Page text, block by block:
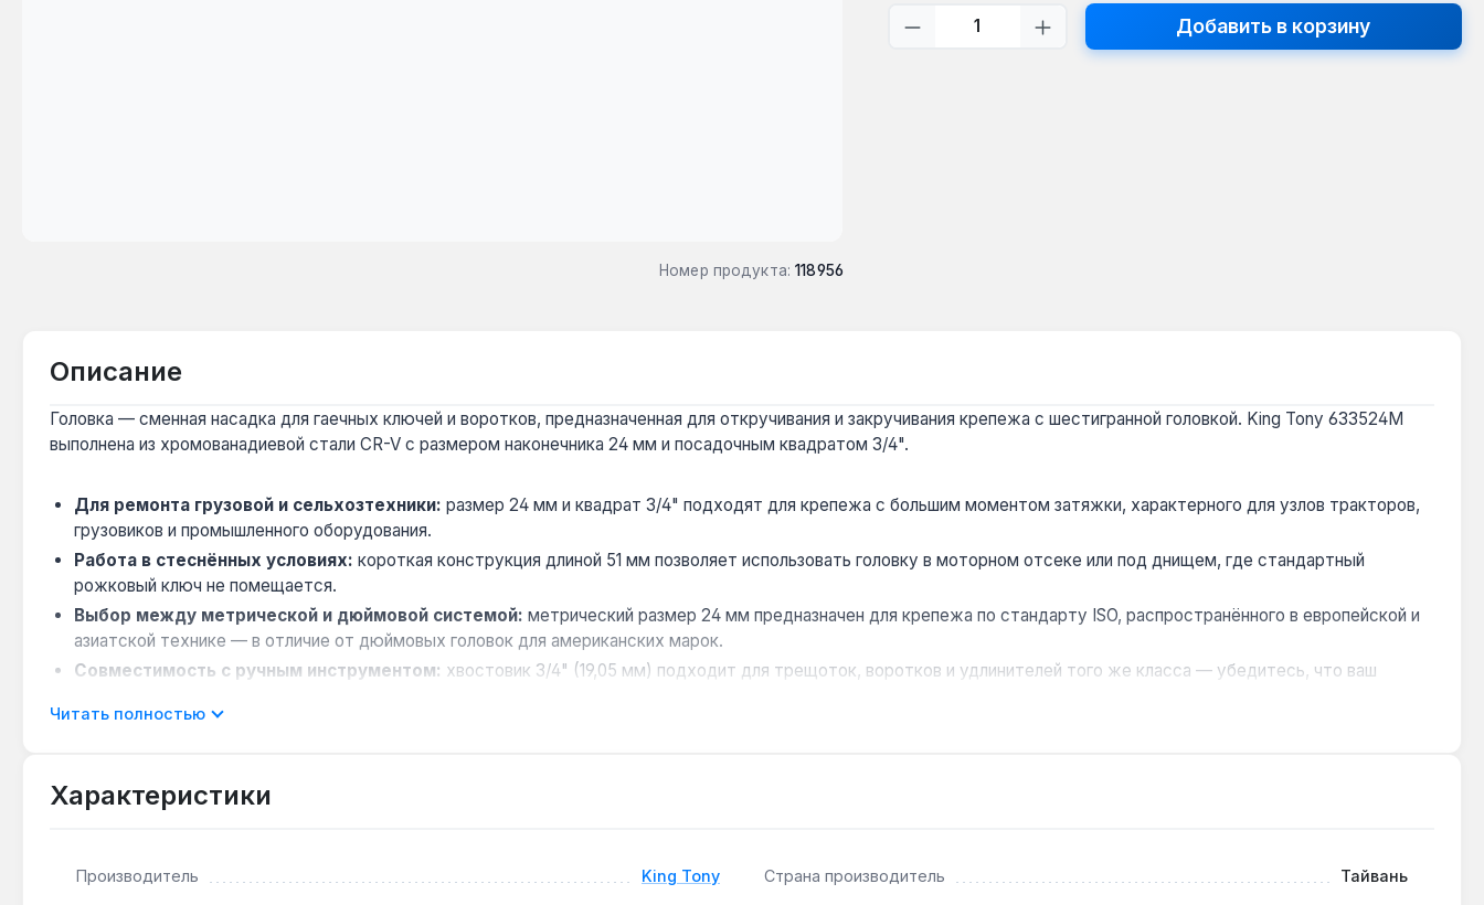
Номер продукта: 118956
Количество продукта: введите желаемое
Добавить в корзину
Описание
Головка — сменная насадка для гаечных ключей и воротков, предназначенная для откручивания и закручивания крепежа с шестигранной головкой. King Tony 633524M
выполнена из хромованадиевой стали CR-V с размером наконечника 24 мм и посадочным квадратом 3/4".
Для ремонта грузовой и сельхозтехники: размер 24 мм и квадрат 3/4" подходят для крепежа с большим моментом затяжки, характерного для узлов тракторов,
грузовиков и промышленного оборудования.
Работа в стеснённых условиях: короткая конструкция длиной 51 мм позволяет использовать головку в моторном отсеке или под днищем, где стандартный
рожковый ключ не помещается.
Выбор между метрической и дюймовой системой: метрический размер 24 мм предназначен для крепежа по стандарту ISO, распространённого в европейской и
азиатской технике — в отличие от дюймовых головок для американских марок.
Совместимость с ручным инструментом: хвостовик 3/4" (19,05 мм) подходит для трещоток, воротков и удлинителей того же класса — убедитесь, что ваш
Износ и замена: при регулярной работе с высоким крутящим моментом грани головки могут изнашиваться — рекомендуется иметь запасную для критичных узлов,
Головка King Tony 633524M применяется при обслуживании автомобилей, сельхозтехники и промышленного оборудования, где требуется надёжный захват болтов и
Читать полностью
Характеристики
Производитель King Tony Страна производитель Тайвань